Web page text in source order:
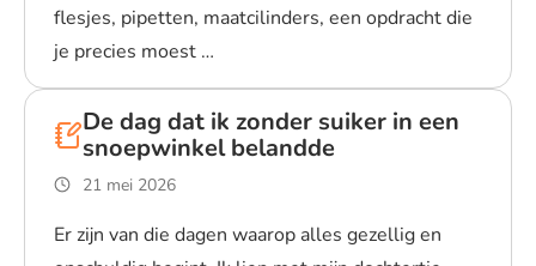
flesjes, pipetten, maatcilinders, een opdracht die
je precies moest …
Lees blogpost
De dag dat ik zonder suiker in een
snoepwinkel belandde
21 mei 2026
Er zijn van die dagen waarop alles gezellig en